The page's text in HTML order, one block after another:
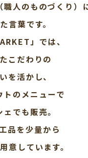
人のものづくり）
言葉です。
」では、
こだわりの
を活かし、
トのメニューで
でも販売。
品を少量から
意しています。